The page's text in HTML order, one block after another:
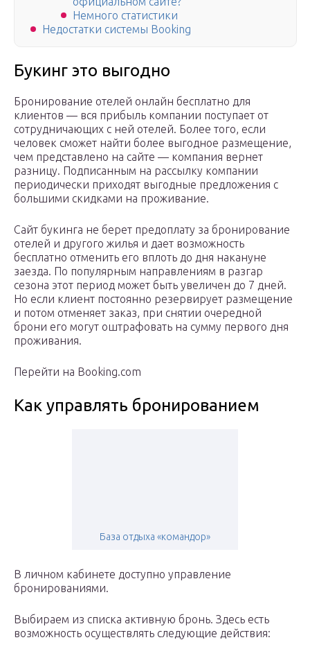
Немного статистики
Недостатки системы Booking
Букинг это выгодно
Бронирование отелей онлайн бесплатно для
клиентов — вся прибыль компании поступает от
сотрудничающих с ней отелей. Более того, если
человек сможет найти более выгодное размещение,
чем представлено на сайте — компания вернет
разницу. Подписанным на рассылку компании
периодически приходят выгодные предложения с
большими скидками на проживание.
Сайт букинга не берет предоплату за бронирование
отелей и другого жилья и дает возможность
бесплатно отменить его вплоть до дня накануне
заезда. По популярным направлениям в разгар
сезона этот период может быть увеличен до 7 дней.
Но если клиент постоянно резервирует размещение
и потом отменяет заказ, при снятии очередной
брони его могут оштрафовать на сумму первого дня
проживания.
Перейти на Booking.com
Как управлять бронированием
База отдыха «командор»
В личном кабинете доступно управление
бронированиями.
Выбираем из списка активную бронь. Здесь есть
возможность осуществлять следующие действия: